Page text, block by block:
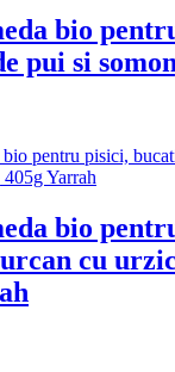
bio
pui si
bio
cu